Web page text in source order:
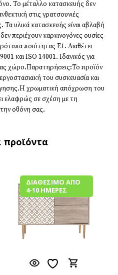
Το μέταλλο κατασκευής δεν
στις γρατσουνιές
υλικά κατασκευής είναι αβλαβή
περιέχουν καρκινογόνες ουσίες
ποιότητας Ε1. Διαθέτει
και ISO 14001. Ιδανικός για
χώρο.Παρατηρήσεις:Το προϊόν
του συσκευασία και
χρωματική απόχρωση του
ελαφρώς σε σχέση με τη
οθόνη σας.
προϊόντα
ΔΙΑΘΈΣΙΜΟ ΑΠΌ
4-10 ΗΜΈΡΕΣ